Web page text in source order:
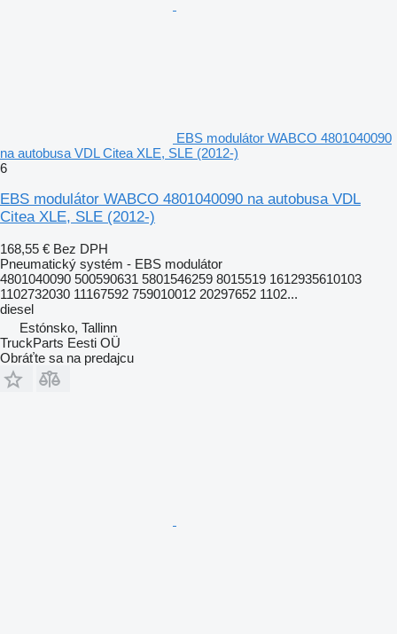
EBS modulátor WABCO 4801040090
na autobusa VDL Citea XLE, SLE (2012-)
6
EBS modulátor WABCO 4801040090 na autobusa VDL
Citea XLE, SLE (2012-)
168,55 € Bez DPH
Pneumatický systém - EBS modulátor
4801040090 500590631 5801546259 8015519 1612935610103
1102732030 11167592 759010012 20297652 1102...
diesel
Estónsko, Tallinn
TruckParts Eesti OÜ
Obráťte sa na predajcu